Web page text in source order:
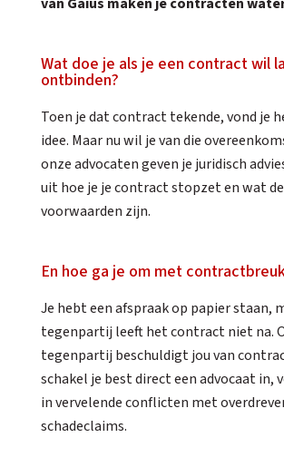
Wat doe je als je een contract wil
ontbinden?
Toen je dat contract tekende, vond je
idee. Maar nu wil je van die
onze advocaten geven je juridisch
uit hoe je je contract stopzet en wat de
voorwaarden zijn.
En hoe ga je om met
Je hebt een afspraak op papier staan,
tegenpartij leeft het contract niet na.
tegenpartij beschuldigt jou van
schakel je best direct een advocaat in,
in vervelende conflicten met
schadeclaims.